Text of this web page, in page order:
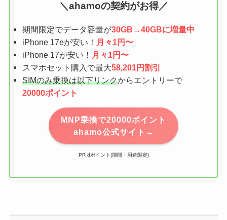
＼ahamoの契約がお得／
期間限定でデータ容量が30GB→40GBに増量中
iPhone 17eが安い！ 月々1円〜
iPhone 17が安い！ 月々1円〜
スマホセット購入で最大58,201円割引
SIMのみ乗換は以下リンクからエントリーで
20000ポイント
MNP乗換で20000ポイント
ahamo公式サイト→
PR dポイント(期間・用途限定)